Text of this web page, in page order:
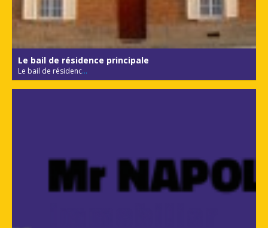
Le bail de résidence principale
Le bail de résidenc...